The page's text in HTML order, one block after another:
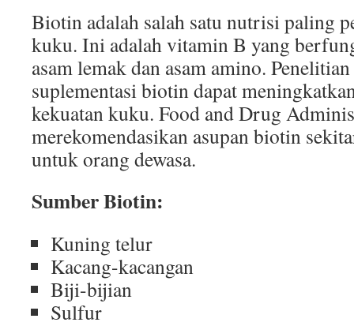
Biotin adalah salah satu nutrisi paling
kuku. Ini adalah vitamin B yang
asam lemak dan asam amino.
suplementasi biotin dapat
kekuatan kuku. Food and Drug
merekomendasikan asupan biotin
untuk orang dewasa.
Sumber Biotin:
Kuning telur
Kacang-kacangan
Biji-bijian
Sulfur